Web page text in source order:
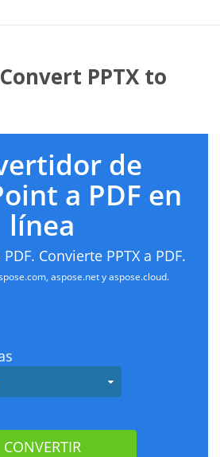
PPTX to